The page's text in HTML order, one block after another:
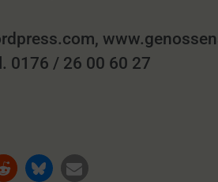
0176 / 26 00 60 27